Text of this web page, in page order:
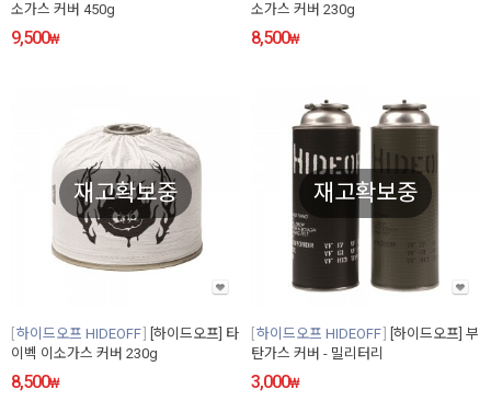
소가스 커버 450g
9,500₩
소가스 커버 230g
8,500₩
재고확보중
하이드오프 HIDEOFF
[하이드오프] 타
이벡 이소가스 커버 230g
8,500₩
재고확보중
하이드오프 HIDEOFF
[하이드오프] 부
탄가스 커버 - 밀리터리
3,000₩